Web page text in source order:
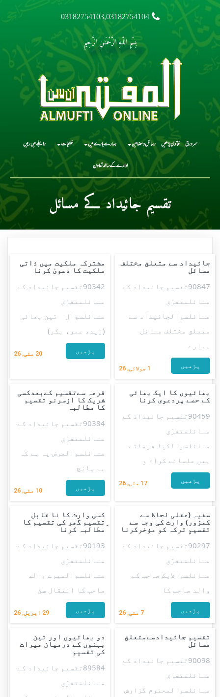
03182754103,03182754104
بِسْمِ اللَّـهِ الرَّحْمَـٰنِ الرَّحِيمِ
سرورق فتاوی پڑھیں رسائل و مضامین ہمارے بارے میں فلکیات رابطے میں رہیں
ادارے کے ساتھ تعاون
تقسیم جائیداد کے مسائل
جائیداد سے متعلق مختلف
مسائل
1 جولائی, 26
90847تقسیم جائیداد کے
مسائلمتفرّق
مسائلسوالجائیداد سے
متعلق مختلف مسائل
ہمارے
پڑھیں
مشترکہ ملکیت میں ذاتی
ملکیت کا دعویٰ کرنا
20 مئی, 26
90342تقسیم جائیداد کے
مسائلمتفرّق
مسائلسوال تین بھائی
(زید، عمر، بکر)
پڑھیں
بھائیوں کا ایک بھائی
کے حصے پردعوی کرنا
17 مئی, 26
90459تقسیم جائیداد کے
مسائلمتفرّق
مسائلسوالکیا فرماتے
ہیں علمائے کرام و
پڑھیں
قرعہ سےتقسیم کےبعدکسی
شریک کا ازسرنو تقسیم
کا مطالبہ
10 مئی, 26
90384تقسیم جائیداد کے
مسائلمتفرّق
مسائلسوالعرض یہ ہے کہ
ہم پانچ
پڑھیں
سفیہ (عقلی لحاظ سے
کمزور) وارث کی وجہ سے
تقسیمِ ترکہ کو مؤخرکرنا
7 مئی, 26
90297تقسیم جائیداد کے
مسائلمتفرّق
مسائلسوالایک صاحب کے
والد صاحب کا
پڑھیں
کسی وارث کا نا قابل
ِتقسیم گھر کی تقسیم کا
مطالبہ کرنا
29 اپریل, 26
90193تقسیم جائیداد کے
مسائلمتفرّق
مسائلسوالمیرے والد
صاحب کا انتقال سن
پڑھیں
تقسیم جائیدادسےمتعلق
مسائل
90098تقسیم جائیداد کے
مسائلمتفرّق
مسائلسوالمحترم گزارش
دو بھائیوں اور تین
بہنوں کے درمیان میراث
کی تقسیم
89584تقسیم جائیداد کے
مسائلمتفرّق